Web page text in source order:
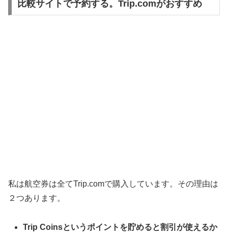
比較サイトで予約する。Trip.comがおすすめ
私は航空券は全てTrip.comで購入しています。その理由は
２つあります。
Trip Coinsというポイントを貯めると割引が使えるか